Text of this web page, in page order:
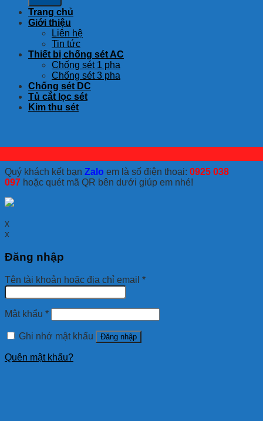
Trang chủ
Giới thiệu
Liên hệ
Tin tức
Thiết bị chống sét AC
Chống sét 1 pha
Chống sét 3 pha
Chống sét DC
Tủ cắt lọc sét
Kim thu sét
Quý khách kết bạn Zalo em là số điện thoại: 0925 038
097 hoặc quét mã QR bên dưới giúp em nhé!
x
x
Đăng nhập
Tên tài khoản hoặc địa chỉ email *
Mật khẩu *
Ghi nhớ mật khẩu Đăng nhập
Quên mật khẩu?